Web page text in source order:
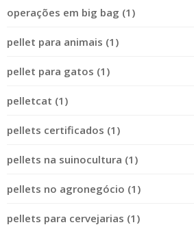
operações em big bag (1)
pellet para animais (1)
pellet para gatos (1)
pelletcat (1)
pellets certificados (1)
pellets na suinocultura (1)
pellets no agronegócio (1)
pellets para cervejarias (1)